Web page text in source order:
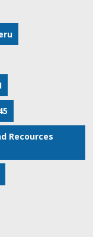
Recources